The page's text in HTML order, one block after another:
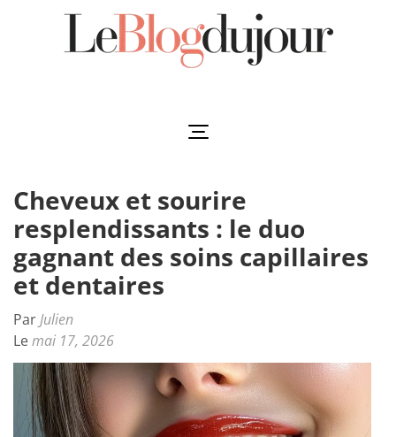
Cheveux et sourire
resplendissants : le duo
gagnant des soins capillaires
et dentaires
ParJulien
Lemai 17, 2026